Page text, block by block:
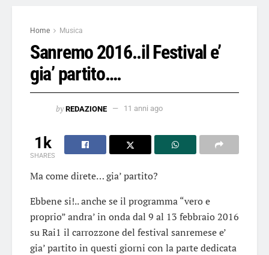
Home Musica
Sanremo 2016..il Festival e’
gia’ partito….
by REDAZIONE 11 anni ago
1k
SHARES
Ma come direte… gia’ partito?
Ebbene si!.. anche se il programma “vero e
proprio” andra’ in onda dal 9 al 13 febbraio 2016
su Rai1 il carrozzone del festival sanremese e’
gia’ partito in questi giorni con la parte dedicata